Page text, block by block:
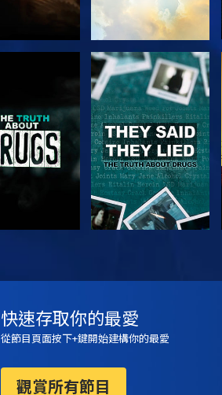
觀看
快速存取你的最愛
從節目頁面按下+鍵開始建構你的最愛
觀賞所有節目